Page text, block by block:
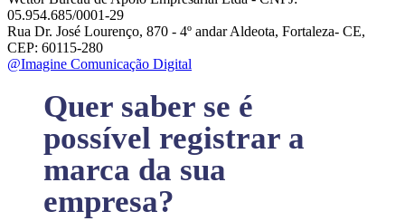
05.954.685/0001-29
Rua Dr. José Lourenço, 870 - 4º andar Aldeota, Fortaleza- CE,
CEP: 60115-280
@Imagine Comunicação Digital
Quer saber se é
possível registrar a
marca da sua
empresa?